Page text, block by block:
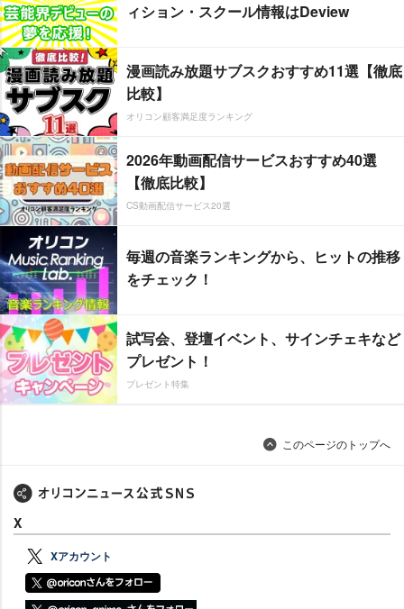
ィション・スクール情報はDeview
漫画読み放題サブスクおすすめ11選【徹底
比較】
オリコン顧客満足度ランキング
2026年動画配信サービスおすすめ40選
【徹底比較】
CS動画配信サービス20選
毎週の音楽ランキングから、ヒットの推移
をチェック！
試写会、登壇イベント、サインチェキなど
プレゼント！
プレゼント特集
このページのトップへ
X
Xアカウント